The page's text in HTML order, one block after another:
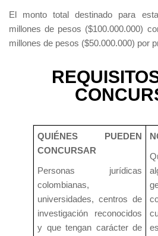
El monto total destinado para
millones de pesos ($100.000.000)
millones de pesos ($50.000.000) por
QUIÉNES PUEDEN
CONCURSAR
Personas jurídicas
colombianas,
universidades, centros de
investigación reconocidos
y que tengan carácter de